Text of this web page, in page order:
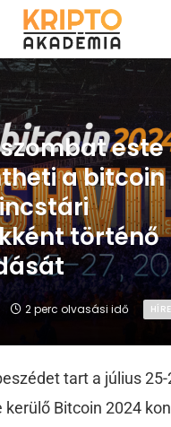
este
a bitcoin
történő
2 perc olvasási idő
tart a július
kerülő Bitcoin 2024